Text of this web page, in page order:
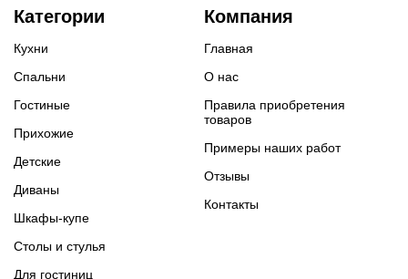
Категории
Кухни
Спальни
Гостиные
Прихожие
Детские
Диваны
Шкафы-купе
Столы и стулья
Для гостиниц
Компания
Главная
О нас
Правила приобретения
товаров
Примеры наших работ
Отзывы
Контакты